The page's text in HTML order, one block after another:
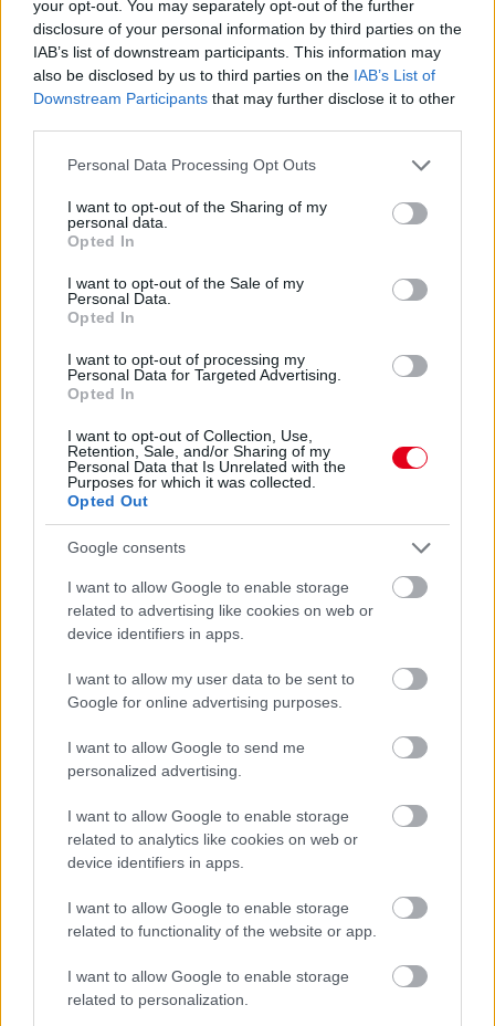
your opt-out. You may separately opt-out of the further
disclosure of your personal information by third parties on the
IAB’s list of downstream participants. This information may
also be disclosed by us to third parties on the IAB’s List of
Downstream Participants that may further disclose it to other
Please note that this website/app uses one or more Google
not limited to your visit or usage behaviour. You may click to
grant or deny consent to Google and its third-party tags to
use your data for below specified purposes in below Google
consent section.
Personal Data Processing Opt Outs
I want to opt-out of the Sharing of my
personal data.
Opted In
I want to opt-out of the Sale of my
Personal Data.
Opted In
I want to opt-out of processing my
Personal Data for Targeted Advertising.
Opted In
I want to opt-out of Collection, Use,
Retention, Sale, and/or Sharing of my
Personal Data that Is Unrelated with the
Purposes for which it was collected.
Opted Out
Google consents
I want to allow Google to enable storage
related to advertising like cookies on web or
device identifiers in apps.
I want to allow my user data to be sent to
Google for online advertising purposes.
I want to allow Google to send me
personalized advertising.
I want to allow Google to enable storage
related to analytics like cookies on web or
device identifiers in apps.
I want to allow Google to enable storage
related to functionality of the website or app.
I want to allow Google to enable storage
related to personalization.
McLarennél, nem borítaná fel Verstappenért
1 napja
Megvan, mikor kezdődik az F1-es Bahreini Nagydíj
Malajziában
2 napja
Ilyen lehet a jövő F1-es szabályrendszere Domenicali
szerint